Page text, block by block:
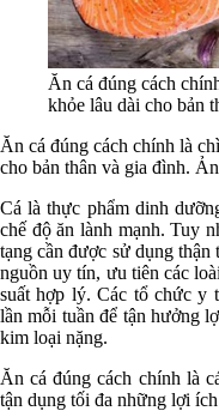
Ăn cá đúng cách
khỏe lâu dài cho bản
Ăn cá đúng cách chính là
cho bản thân và gia đình.
Cá là thực phẩm dinh
chế độ ăn lành mạnh. Tuy
tạng cần được sử dụng
nguồn uy tín, ưu tiên các
suất hợp lý. Các tổ chức y
lần mỗi tuần để tận hưởng
kim loại nặng.
Ăn cá đúng cách chính là
tận dụng tối đa những lợi